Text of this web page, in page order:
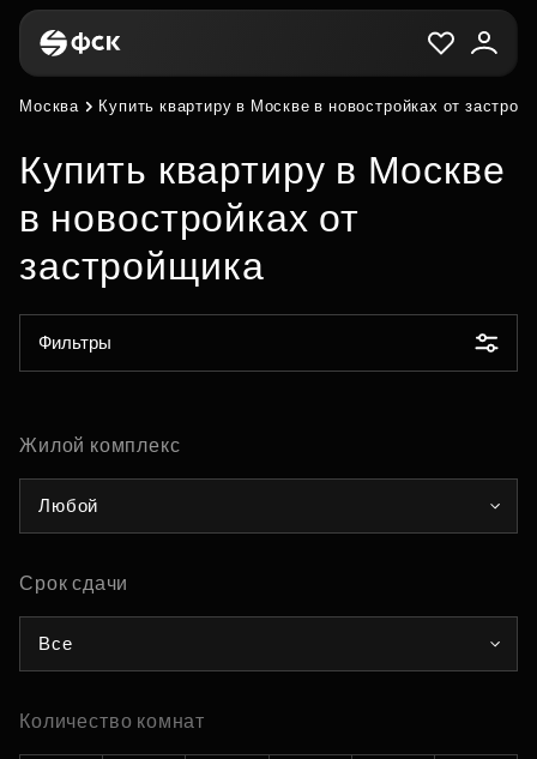
Москва Купить квартиру в Москве в новостройках от
Купить квартиру в Москве
в новостройках от
застройщика
Фильтры
Жилой комплекс
Любой
Срок сдачи
Все
Количество комнат